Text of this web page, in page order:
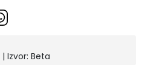
| Izvor: Beta